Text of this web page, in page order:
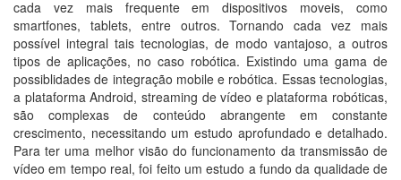
cada vez mais frequente em dispositivos moveis, como
smartfones, tablets, entre outros. Tornando cada vez mais
possível integral tais tecnologias, de modo vantajoso, a outros
tipos de aplicações, no caso robótica. Existindo uma gama de
possiblidades de integração mobile e robótica. Essas tecnologias,
a plataforma Android, streaming de vídeo e plataforma robóticas,
são complexas de conteúdo abrangente em constante
crescimento, necessitando um estudo aprofundado e detalhado.
Para ter uma melhor visão do funcionamento da transmissão de
vídeo em tempo real, foi feito um estudo a fundo da qualidade de